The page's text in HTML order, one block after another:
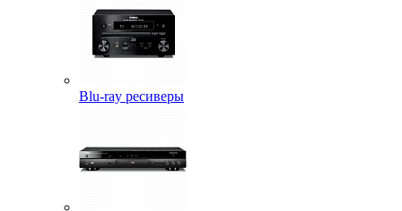
Blu-ray ресиверы